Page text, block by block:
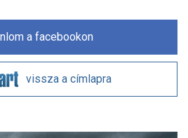
a facebookon
vissza a címlapra